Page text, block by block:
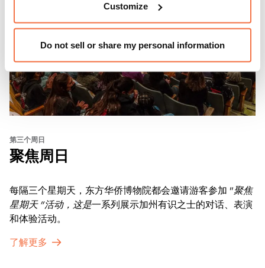
Customize
Do not sell or share my personal information
第三个周日
聚焦周日
每隔三个星期天，东方华侨博物院都会邀请游客参加 "聚焦
星期天 "活动，这是一系列展示加州有识之士的对话、表演
和体验活动。
了解更多